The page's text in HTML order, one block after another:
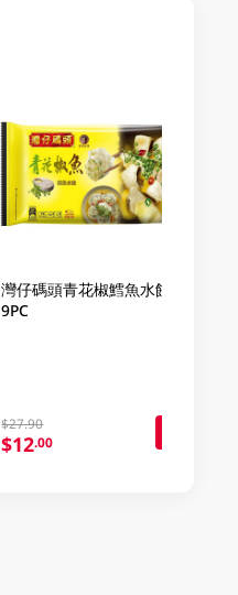
灣仔碼頭青花椒鱈魚水餃
9PC
$27.90
$12.00